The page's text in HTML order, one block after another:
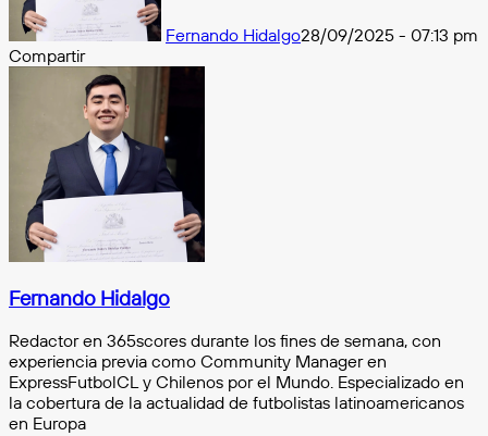
Fernando Hidalgo28/09/2025 - 07:13 pm
Compartir
Messenger
Messenger
Fernando Hidalgo
Redactor en 365scores durante los fines de semana, con
experiencia previa como Community Manager en
ExpressFutbolCL y Chilenos por el Mundo. Especializado en
la cobertura de la actualidad de futbolistas latinoamericanos
en Europa